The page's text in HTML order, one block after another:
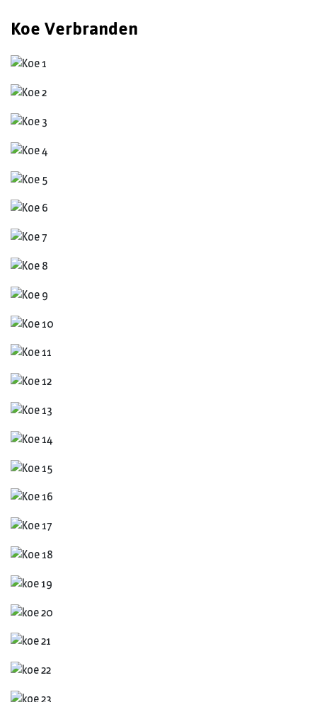
Koe Verbranden